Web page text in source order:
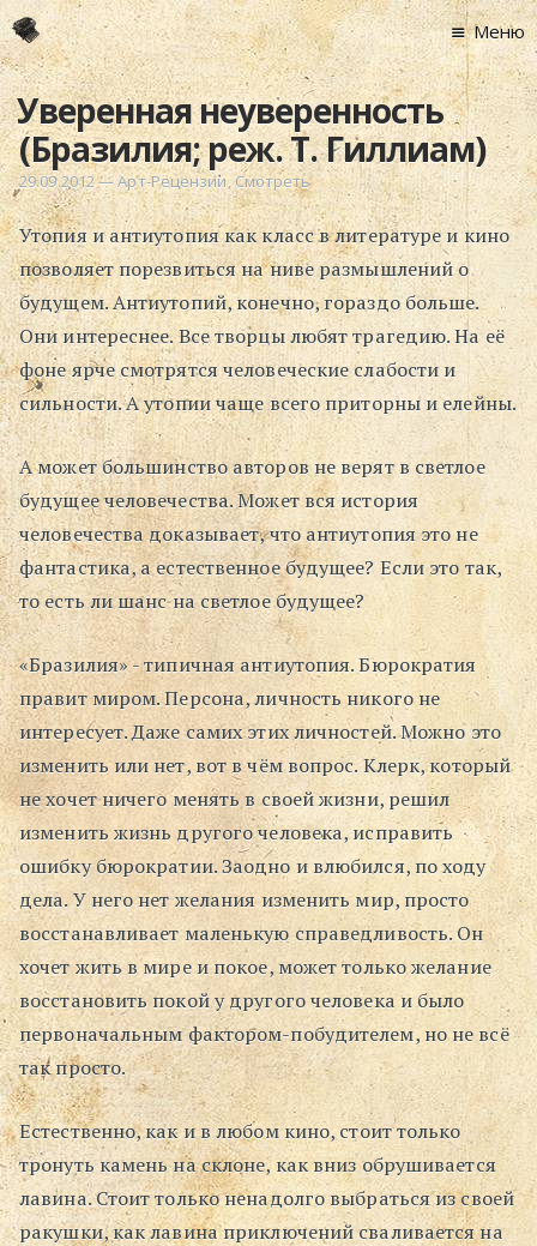
Главная
Новости
Графоманство
* Автотекст
*
* Хронограф
Арт-Рецензии
* Слушать
* Смотреть
* Читать
* По жизни
Блог
⋅
Поиск
Меню
Уверенная неуверенность
(Бразилия; реж. Т. Гиллиам)
29.09.2012—Арт-Рецензии,Смотреть
Утопия и антиутопия как класс в литературе и кино
позволяет порезвиться на ниве размышлений о
будущем. Антиутопий, конечно, гораздо больше.
Они интереснее. Все творцы любят трагедию. На её
фоне ярче смотрятся человеческие слабости и
сильности. А утопии чаще всего приторны и елейны.
А может большинство авторов не верят в светлое
будущее человечества. Может вся история
человечества доказывает, что антиутопия это не
фантастика, а естественное будущее? Если это так,
то есть ли шанс на светлое будущее?
«Бразилия» - типичная антиутопия. Бюрократия
правит миром. Персона, личность никого не
интересует. Даже самих этих личностей. Можно это
изменить или нет, вот в чём вопрос. Клерк, который
не хочет ничего менять в своей жизни, решил
изменить жизнь другого человека, исправить
ошибку бюрократии. Заодно и влюбился, по ходу
дела. У него нет желания изменить мир, просто
восстанавливает маленькую справедливость. Он
хочет жить в мире и покое, может только желание
восстановить покой у другого человека и было
первоначальным фактором-побудителем, но не всё
так просто.
Естественно, как и в любом кино, стоит только
тронуть камень на склоне, как вниз обрушивается
лавина. Стоит только ненадолго выбраться из своей
ракушки, как лавина приключений сваливается на